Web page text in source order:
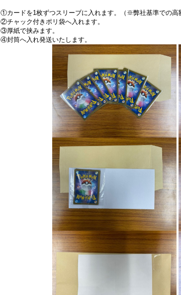
①カードを1枚ずつスリーブに入れます。（※弊社基準での高
②チャック付きポリ袋へ入れます。
③厚紙で挟みます。
④封筒へ入れ発送いたします。